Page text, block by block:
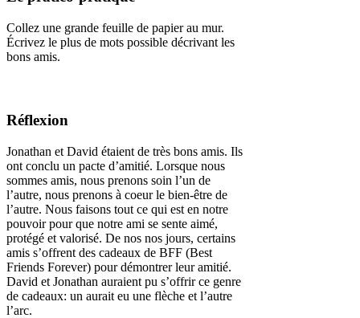
Collez une grande feuille de papier au mur.
Écrivez le plus de mots possible décrivant les
bons amis.
Réflexion
Jonathan et David étaient de très bons amis. Ils
ont conclu un pacte d’amitié. Lorsque nous
sommes amis, nous prenons soin l’un de
l’autre, nous prenons à coeur le bien-être de
l’autre. Nous faisons tout ce qui est en notre
pouvoir pour que notre ami se sente aimé,
protégé et valorisé. De nos nos jours, certains
amis s’offrent des cadeaux de BFF (Best
Friends Forever) pour démontrer leur amitié.
David et Jonathan auraient pu s’offrir ce genre
de cadeaux: un aurait eu une flèche et l’autre
l’arc.